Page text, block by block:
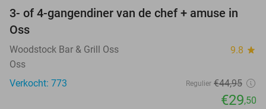
34%
3- of 4-gangendiner van de chef + amuse in
Oss
Woodstock Bar & Grill Oss 9.8 star
Oss
Verkocht: 773
Regulier €44,95
€29,50